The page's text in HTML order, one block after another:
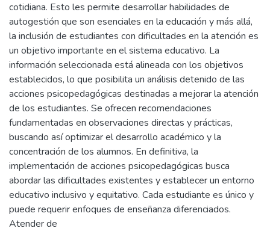
cotidiana. Esto les permite desarrollar habilidades de
autogestión que son esenciales en la educación y más allá,
la inclusión de estudiantes con dificultades en la atención es
un objetivo importante en el sistema educativo. La
información seleccionada está alineada con los objetivos
establecidos, lo que posibilita un análisis detenido de las
acciones psicopedagógicas destinadas a mejorar la atención
de los estudiantes. Se ofrecen recomendaciones
fundamentadas en observaciones directas y prácticas,
buscando así optimizar el desarrollo académico y la
concentración de los alumnos. En definitiva, la
implementación de acciones psicopedagógicas busca
abordar las dificultades existentes y establecer un entorno
educativo inclusivo y equitativo. Cada estudiante es único y
puede requerir enfoques de enseñanza diferenciados.
Atender de